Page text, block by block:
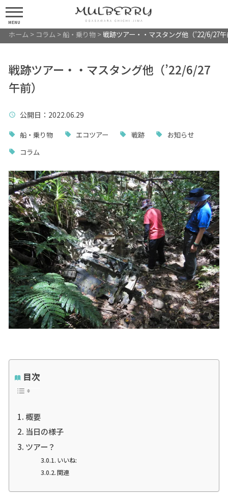
MENU
ホーム > コラム >船・乗り物>戦跡ツアー・・マスタング他（’22/6/27
戦跡ツアー・・マスタング他（’22/6/27
午前）
公開日 ：2022.06.29
船・乗り物 エコツアー 戦跡
お知らせ
コラム
目次
概要
当日の様子
ツアー？
いいね:
関連